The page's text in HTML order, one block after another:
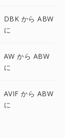
DBK から ABW
に
AW から ABW
に
AVIF から ABW
に